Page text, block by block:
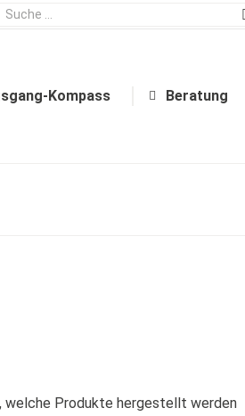
Kompass Beratung
welche Produkte hergestellt werden
Bildungsgang-Kompass